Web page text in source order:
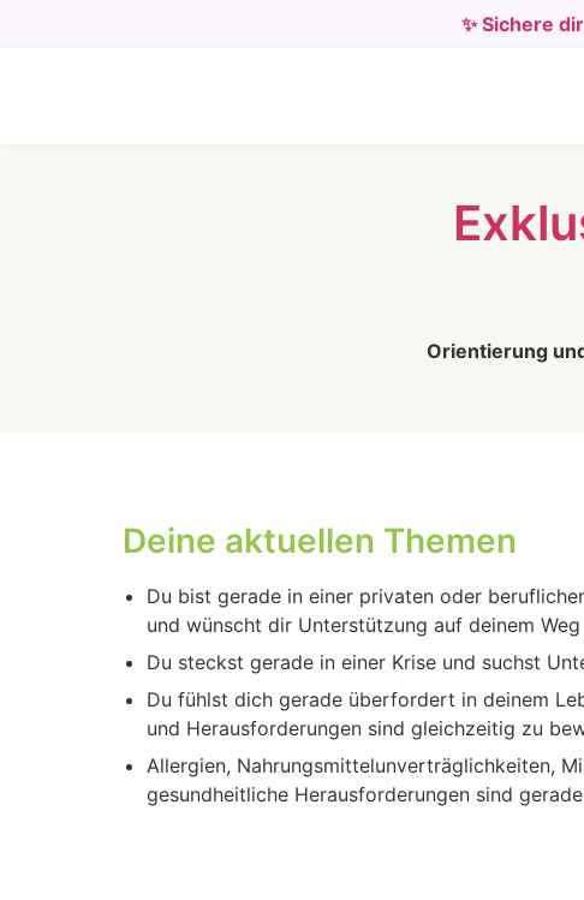
✨ Sichere
Ori­en­tie­rung
Dei­ne aktu­el­len The­men
Du bist gera­de in einer pri­va­ten oder
und wünscht dir Unter­stüt­zung auf dei­nem Weg
Du steckst gera­de in einer Kri­se und suchst
Du fühlst dich gera­de über­for­dert in dei­nem
und Her­aus­for­de­run­gen sind gleich­zei­tig zu
All­er­gien, Nah­rungs­mit­tel­un­ver­träg­lich­kei­ten,
gesund­heit­li­che Her­aus­for­de­run­gen sind